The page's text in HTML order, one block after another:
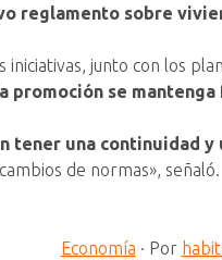
reglamento sobre
iniciativas, junto con los
promoción se
tener una continuidad y
de normas», señaló.
Economía · Por